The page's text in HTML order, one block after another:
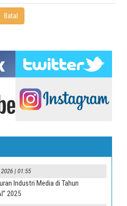
| 01:55
Industri Media di Tahun
2025